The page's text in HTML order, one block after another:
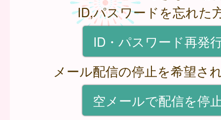
ID,パスワードを忘れた
ID・パスワード再発
メール配信の停止を希望さ
空メールで配信を停